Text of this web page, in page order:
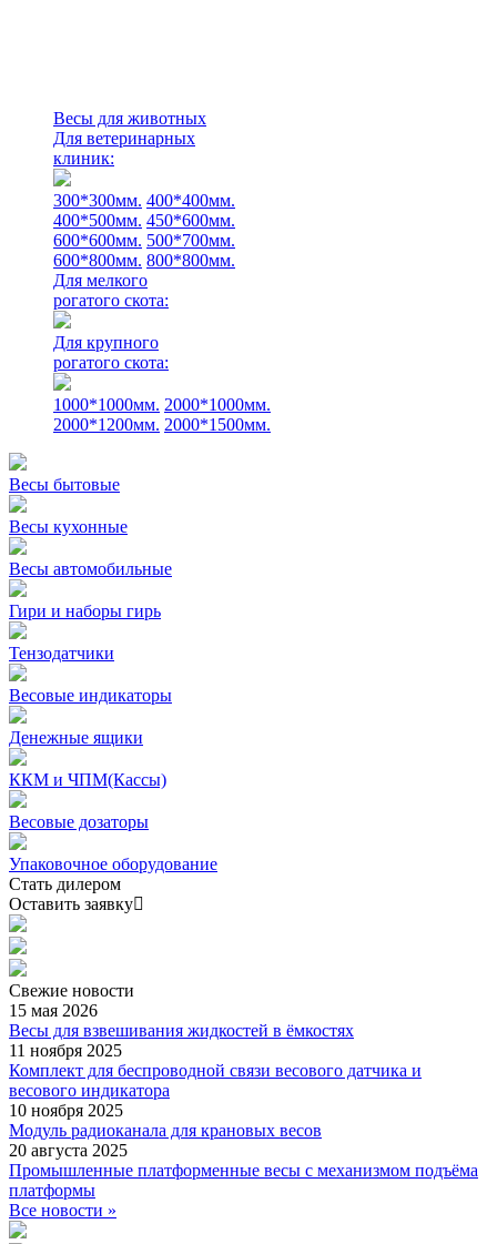
Весы для животных
Для ветеринарных
клиник:
300*300мм. 400*400мм.
400*500мм. 450*600мм.
600*600мм. 500*700мм.
600*800мм. 800*800мм.
Для мелкого
рогатого скота:
Для крупного
рогатого скота:
1000*1000мм. 2000*1000мм.
2000*1200мм. 2000*1500мм.
Весы бытовые
Весы кухонные
Весы автомобильные
Гири и наборы гирь
Тензодатчики
Весовые индикаторы
Денежные ящики
ККМ и ЧПМ(Кассы)
Весовые дозаторы
Упаковочное оборудование
Стать дилером
Оставить заявку
Свежие новости
15 мая 2026
Весы для взвешивания жидкостей в ёмкостях
11 ноября 2025
Комплект для беспроводной связи весового датчика и
весового индикатора
10 ноября 2025
Модуль радиоканала для крановых весов
20 августа 2025
Промышленные платформенные весы с механизмом подъёма
платформы
Все новости »